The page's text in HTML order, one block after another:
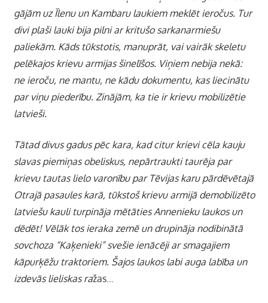
gājām uz Īlenu un Kambaru laukiem meklēt ieročus. Tur
divi plaši lauki bija pilni ar kritušo sarkanarmiešu
paliekām. Kāds tūkstotis, manuprāt, vai vairāk skeletu
pelēkajos krievu armijas šinelīšos. Viņiem nebija nekā:
ne ieroču, ne mantu, ne kādu dokumentu, kas liecinātu
par viņu piederību. Zinājām, ka tie ir krievu mobilizētie
latvieši.
Tātad divus gadus pēc kara, kad citur krievi cēla kauju
slavas piemiņas obeliskus, nepārtraukti taurēja par
krievu tautas lielo varonību par Tēvijas karu pārdēvētajā
Otrajā pasaules karā, tūkstoš krievu armijā demobilizēto
latviešu kauli turpināja mētāties Annenieku laukos un
dēdēt! Vēlāk tos ieraka zemē un drupināja nodibinātā
sovchoza “Kaķenieki” svešie ienācēji ar smagajiem
kāpurķēžu traktoriem. Šajos laukos labi auga labība un
izdevās lieliskas ražas…